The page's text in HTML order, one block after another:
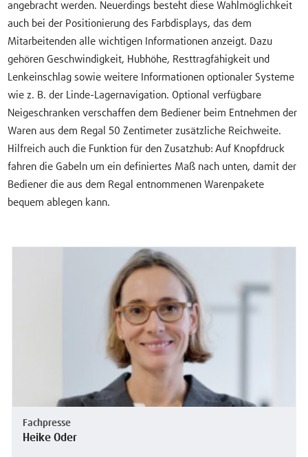
angebracht werden. Neuerdings besteht diese Wahlmöglichkeit
auch bei der Positionierung des Farbdisplays, das dem
Mitarbeitenden alle wichtigen Informationen anzeigt. Dazu
gehören Geschwindigkeit, Hubhöhe, Resttragfähigkeit und
Lenkeinschlag sowie weitere Informationen optionaler Systeme
wie z. B. der Linde-Lagernavigation. Optional verfügbare
Neigeschranken verschaffen dem Bediener beim Entnehmen der
Waren aus dem Regal 50 Zentimeter zusätzliche Reichweite.
Hilfreich auch die Funktion für den Zusatzhub: Auf Knopfdruck
fahren die Gabeln um ein definiertes Maß nach unten, damit der
Bediener die aus dem Regal entnommenen Warenpakete
bequem ablegen kann.
Fachpresse
Heike Oder